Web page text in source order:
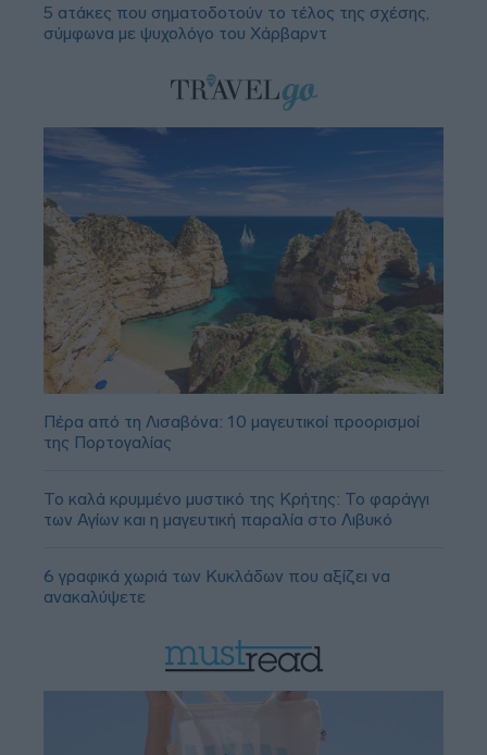
5 ατάκες που σηματοδοτούν το τέλος της σχέσης,
σύμφωνα με ψυχολόγο του Χάρβαρντ
Πέρα από τη Λισαβόνα: 10 μαγευτικοί προορισμοί
της Πορτογαλίας
Το καλά κρυμμένο μυστικό της Κρήτης: Το φαράγγι
των Αγίων και η μαγευτική παραλία στο Λιβυκό
6 γραφικά χωριά των Κυκλάδων που αξίζει να
ανακαλύψετε